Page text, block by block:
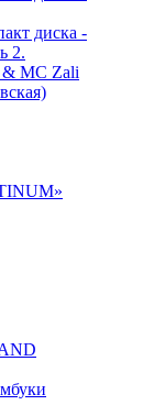
диска -
2.
& MC Zali